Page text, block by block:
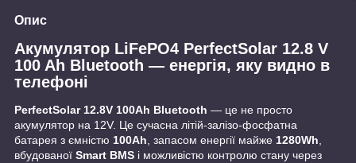
Опис
Акумулятор LiFePO4 PerfectSolar 12.8 V
100 Ah Bluetooth — енергія, яку видно в
телефоні
PerfectSolar 12.8V 100Ah Bluetooth — це не просто
акумулятор на 12V. Це сучасна літій-залізо-фосфатна
батарея з ємністю 100Ah, запасом енергії майже 1280Wh,
вбудованої Smart BMS і можливістю контролю стану через